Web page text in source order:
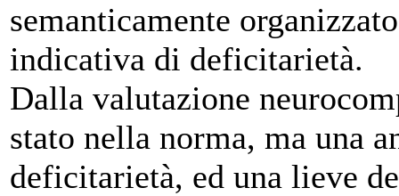
semanticamente
indicativa di deficitarietà.
Dalla valutazione
stato nella norma, ma una
deficitarietà, ed una lieve